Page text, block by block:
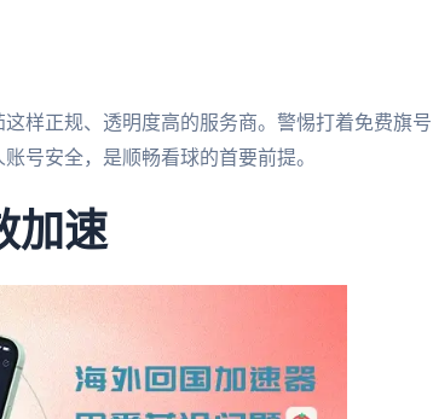
样正规、透明度高的服务商。警惕打着免费旗号
号安全，是顺畅看球的首要前提。
加速